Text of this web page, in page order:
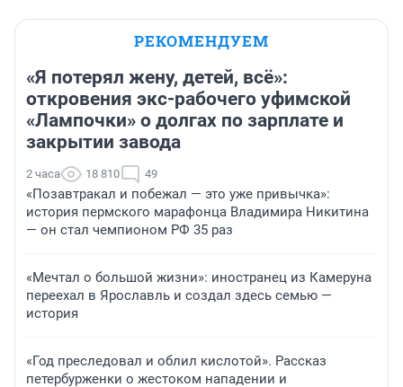
РЕКОМЕНДУЕМ
«Я потерял жену, детей, всё»:
откровения экс-рабочего уфимской
«Лампочки» о долгах по зарплате и
закрытии завода
2 часа 18 810 49
«Позавтракал и побежал — это уже привычка»:
история пермского марафонца Владимира Никитина
— он стал чемпионом РФ 35 раз
«Мечтал о большой жизни»: иностранец из Камеруна
переехал в Ярославль и создал здесь семью —
история
«Год преследовал и облил кислотой». Рассказ
петербурженки о жестоком нападении и